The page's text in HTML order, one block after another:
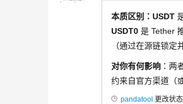
本质区别：USDT
USDT0 是 Tether
（通过在源链锁定
对你有何影响 ：两
约来自官方渠道（
pandatool 更改状